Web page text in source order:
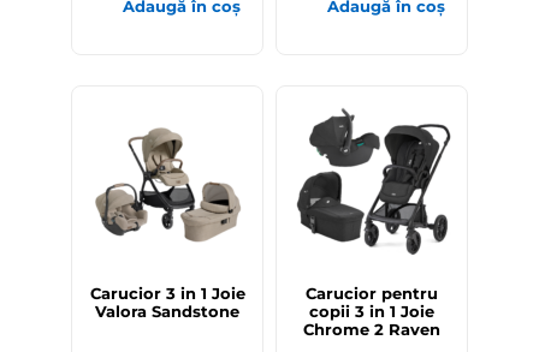
Adaugă în coș Adaugă în coș
Carucior 3 in 1 Joie
Valora Sandstone
Carucior pentru
copii 3 in 1 Joie
Chrome 2 Raven